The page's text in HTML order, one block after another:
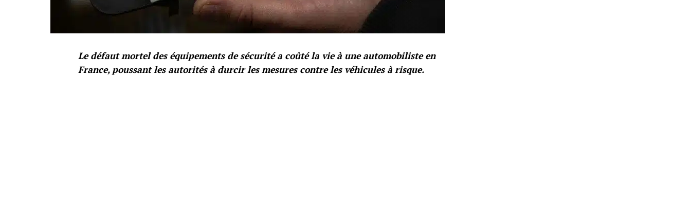
Le défaut mortel des équipements de sécurité a coûté la vie à une automobiliste en
France, poussant les autorités à durcir les mesures contre les véhicules à risque.